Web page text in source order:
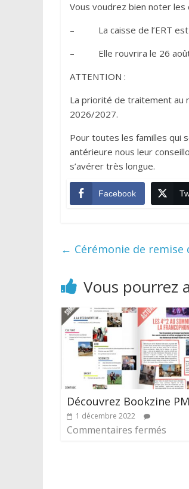
Vous voudrez bien noter
– La caisse de l’ERT est
– Elle rouvrira le 26 août
ATTENTION :
La priorité de traitement au
2026/2027.
Pour toutes les familles qui
antérieure nous leur
s’avérer très longue.
Facebook
← Cérémonie de
Vous pourrez
Découvrez Bookzine
1 décembre 2022
Commentaires fermés